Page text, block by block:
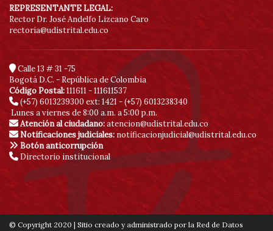
REPRESENTANTE LEGAL:
Rector Dr. José Andelfo Lizcano Caro
rectoria@udistrital.edu.co
Calle 13 # 31 -75
Bogotá D.C. - República de Colombia
Código Postal:111611 - 111611537
(+57) 6013239300 ext: 1421 - (+57) 6013238340
Lunes a viernes de 8:00 a.m. a 5:00 p.m.
Atención al ciudadano:atencion@udistrital.edu.co
Notificaciones judiciales: notificacionjudicial@udistrital.edu.co
Botón anticorrupción
Directorio institucional
© Copyright 2020 | Sitio creado y administrado por la Red de Datos